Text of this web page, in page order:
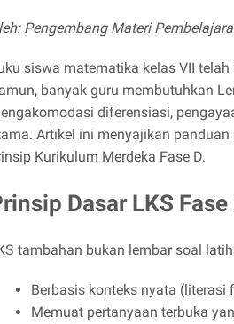
Pengembang Materi
siswa matematika kelas VII
banyak guru membutuhkan
diferensiasi,
Artikel ini menyajikan
Kurikulum Merdeka Fase D.
Dasar LKS
tambahan bukan lembar soal
Berbasis konteks nyata
Memuat pertanyaan terbuka